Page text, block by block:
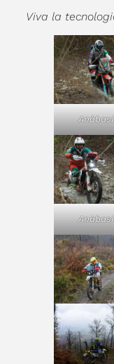
Viva la